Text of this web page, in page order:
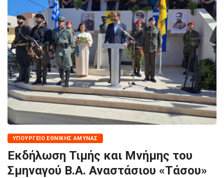
ΥΠΟΥΡΓΕΊΟ ΕΘΝΙΚΉΣ ΆΜΥΝΑΣ
Εκδήλωση Τιμής και Μνήμης του
Σμηναγού Β.Α. Αναστάσιου «Τάσου»